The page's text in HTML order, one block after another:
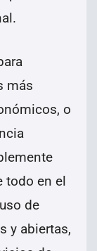
más
o
todo en el
de
y abiertas,